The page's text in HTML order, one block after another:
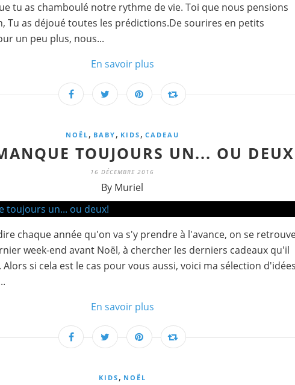
tu as chamboulé notre rythme de vie. Toi que nous pensions
Tu as déjoué toutes les prédictions.De sourires en petits
un peu plus, nous...
En savoir plus
NOËL, BABY, KIDS, CADEAU
TOUJOURS UN... OU
16 DÉCEMBRE 2016
By Muriel
chaque année qu'on va s'y prendre à l'avance, on se
week-end avant Noël, à chercher les derniers cadeaux qu'il
si cela est le cas pour vous aussi, voici ma sélection d'idées
En savoir plus
KIDS, NOËL